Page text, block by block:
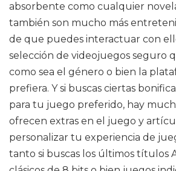
absorbente como cualquier
también son mucho más
de que puedes interactuar con
selección de videojuegos seguro
como sea el género o bien la
prefiera. Y si buscas ciertas
para tu juego preferido, hay
ofrecen extras en el juego y
personalizar tu experiencia de
tanto si buscas los últimos títulos